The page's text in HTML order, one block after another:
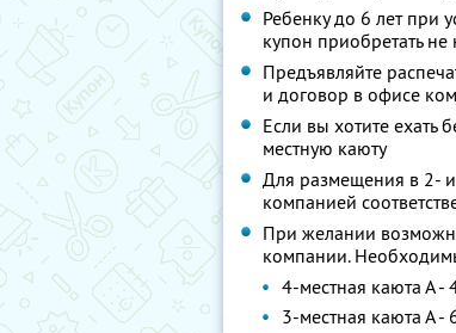
Ребенку до 6 лет при
купон приобретать не
Предъявляйте
и договор в офисе
Если вы хотите ехать
местную каюту
Для размещения в 2- и
компанией
При желании
компании.
4-местная каюта А -
3-местная каюта А -